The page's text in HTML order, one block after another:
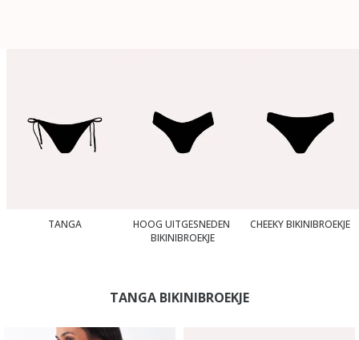
TANGA
HOOG UITGESNEDEN
BIKINIBROEKJE
CHEEKY BIKINIBROEKJE
TANGA BIKINIBROEKJE